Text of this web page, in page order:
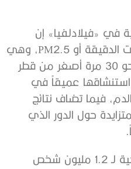
في «فيلادلفيا» إن
المشكلة تكمن في الجسيمات الدقيقة أو PM2.5، وهي
جزيئات صغيرة يبلغ قطرها نحو 30 مرة أصغر من قطر
عميقاً في
فيما تضاف نتائج
حول الدور الذي
وتتبع الباحثون السجلات الصحية لـ 1.2 مليون شخص